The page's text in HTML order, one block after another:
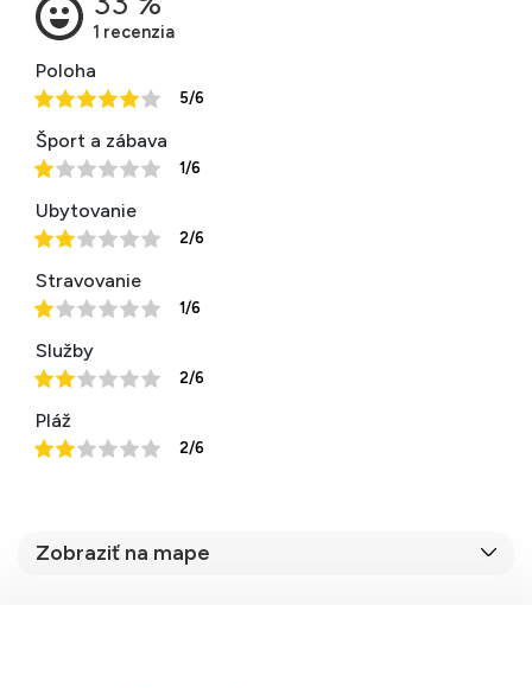
Poloha
5/6
Šport a zábava
1/6
Ubytovanie
2/6
Stravovanie
1/6
Služby
2/6
Pláž
2/6
Zobraziť na mape